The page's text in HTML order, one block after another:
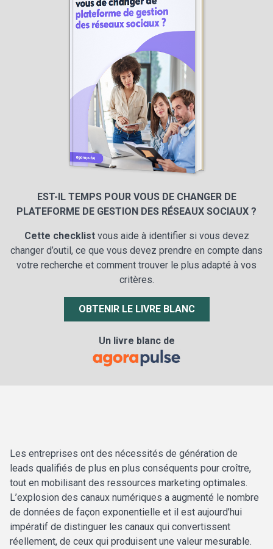
EST-IL TEMPS POUR VOUS DE CHANGER DE
PLATEFORME DE GESTION DES RÉSEAUX SOCIAUX ?
Cette checklistvous aide à identifier si vous devez
changer d’outil, ce que vous devez prendre en compte dans
votre recherche et comment trouver le plus adapté à vos
critères.
OBTENIR LE LIVRE BLANC
Un livre blanc de
Les entreprises ont des nécessités de génération de
leads qualifiés de plus en plus conséquents pour croître,
tout en mobilisant des ressources marketing optimales.
L’explosion des canaux numériques a augmenté le nombre
de données de façon exponentielle et il est aujourd’hui
impératif de distinguer les canaux qui convertissent
réellement, de ceux qui produisent une valeur mesurable.